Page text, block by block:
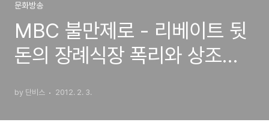
문화방송
MBC 불만제로 - 리베이트 뒷
돈의 장례식장 폭리와 상조회
제를 적용하라!
by 단비스 2012. 2. 3.